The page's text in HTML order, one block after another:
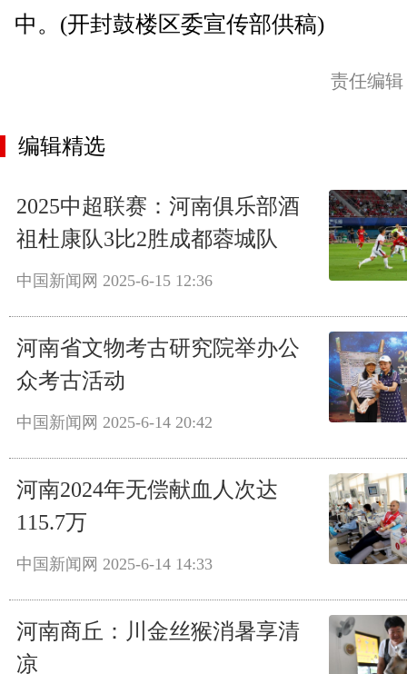
中。(开封鼓楼区委宣传部供稿)
责任编
编辑精选
2025中超联赛：河南俱乐部酒
祖杜康队3比2胜成都蓉城队
中国新闻网 2025-6-15 12:36
河南省文物考古研究院举办公
众考古活动
中国新闻网 2025-6-14 20:42
河南2024年无偿献血人次达
115.7万
中国新闻网 2025-6-14 14:33
河南商丘：川金丝猴消暑享清
凉